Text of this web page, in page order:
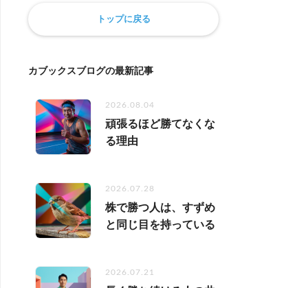
体験セミナーの詳細・申込
トップに戻る
カブックスブログの最新記事
2026.08.04
頑張るほど勝てなくな
る理由
2026.07.28
株で勝つ人は、すずめ
と同じ目を持っている
2026.07.21